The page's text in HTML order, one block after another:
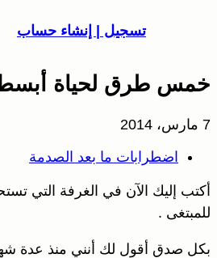
تسجيل | إنشاء حساب
خمس طرق لحياة
7 مارس، 2014
اضطرابات ما بعد الصدمة
أكتب إليك الآن في الغرفة التي
للمبتغى .
بكل صدق أقول لك أنني منذ عدة